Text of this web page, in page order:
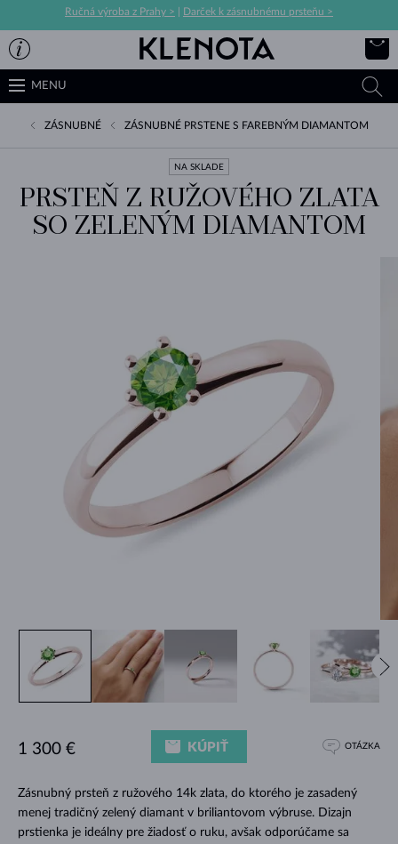
Ručná výroba z Prahy > Darček k zásnubnému prsteňu >
MENU
ZÁSNUBNÉ ZÁSNUBNÉ PRSTENE S FAREBNÝM DIAMANTOM
NA SKLADE
PRSTEŇ Z RUŽOVÉHO ZLATA
SO ZELENÝM DIAMANTOM
Zásnubný prsteň z ružového 14k zlata, do ktorého je zasadený
menej tradičný zelený diamant v briliantovom výbruse. Dizajn
prstienka je ideálny pre žiadosť o ruku, avšak odporúčame sa
1 300 € KÚPIŤ OTÁZKA